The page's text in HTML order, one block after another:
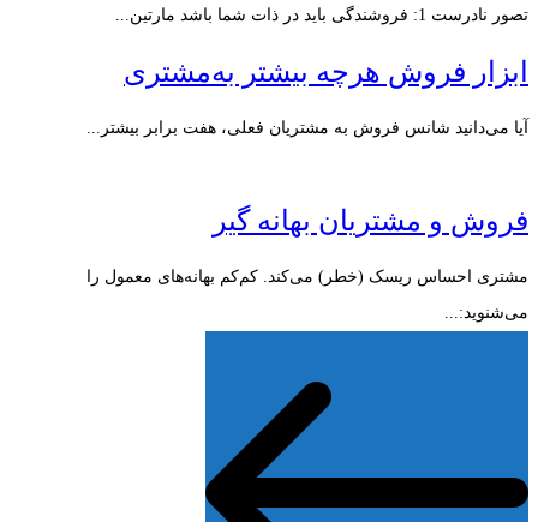
تصور نادرست 1: فروشندگی باید در ذات شما باشد مارتین...
ابزار فروش هرچه بیشتر به‌مشتری
آیا می‌دانید شانس فروش به مشتریان فعلی، هفت برابر بیشتر...
فروش و مشتریان بهانه گیر
مشتری احساس ریسک (خطر) می‌کند. کم‌کم بهانه‌های معمول را
می‌شنوید:...